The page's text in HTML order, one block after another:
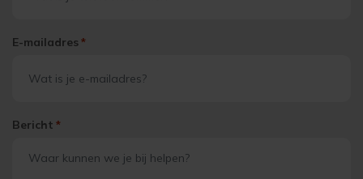
E-mailadres *
Bericht *